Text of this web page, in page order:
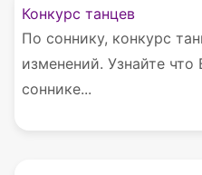
Конкурс танцев
По соннику, конкурс
изменений. Узнайте что
соннике...